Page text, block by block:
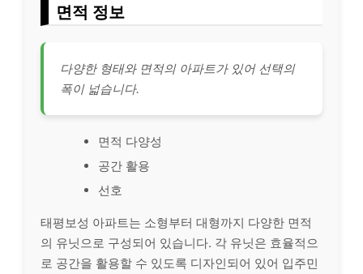
면적 정보
다양한 형태와 면적의 아파트가 있어 선택의
폭이 넓습니다.
면적 다양성
공간 활용
선호
태평보성 아파트는 소형부터 대형까지 다양한 면적
의 유닛으로 구성되어 있습니다. 각 유닛은 효율적으
로 공간을 활용할 수 있도록 디자인되어 있어 입주민